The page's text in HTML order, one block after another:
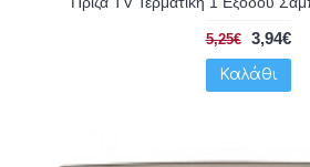
5,25€ 3,94€
Καλάθι